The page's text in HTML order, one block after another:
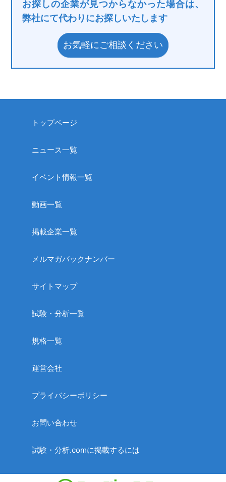
お探しの企業が見つからなかった場合は、
弊社にて代わりにお探しいたします
お気軽にご相談ください
トップページ
ニュース一覧
イベント情報一覧
動画一覧
掲載企業一覧
メルマガバックナンバー
サイトマップ
試験・分析一覧
規格一覧
運営会社
プライバシーポリシー
お問い合わせ
試験・分析.comに掲載するには